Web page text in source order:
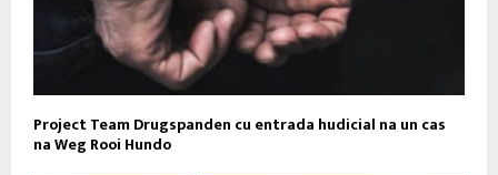
Project Team Drugspanden cu entrada hudicial na un cas
na Weg Rooi Hundo